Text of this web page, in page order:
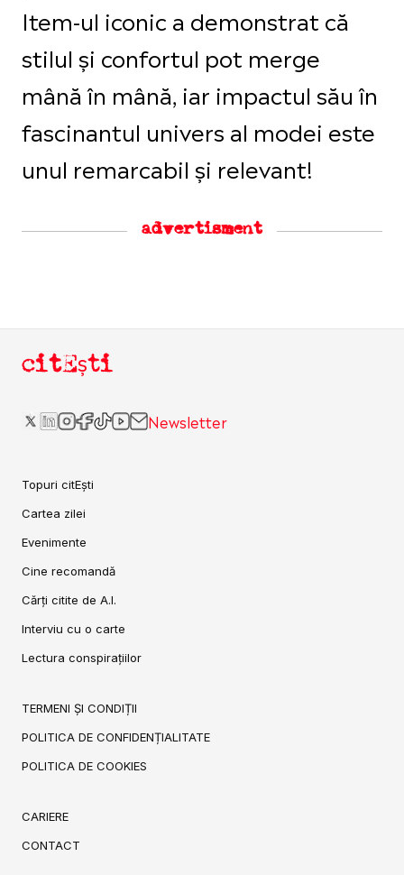
Item-ul iconic a demonstrat că
stilul și confortul pot merge
mână în mână, iar impactul său în
fascinantul univers al modei este
unul remarcabil și relevant!
advertisment
citEști
Newsletter
Topuri citEști
Cartea zilei
Evenimente
Cine recomandă
Cărți citite de A.I.
Interviu cu o carte
Lectura conspirațiilor
TERMENI ȘI CONDIȚII
POLITICA DE CONFIDENȚIALITATE
POLITICA DE COOKIES
CARIERE
CONTACT